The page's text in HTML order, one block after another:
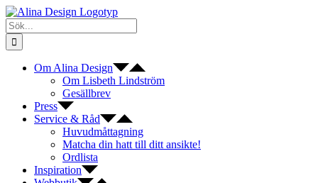
Fortsätt
till
innehållet
Sök
efter:
Om Alina Design
Om Lisbeth Lindström
Gesällbrev
Press
Service & Råd
Huvudmåttagning
Matcha din hatt till ditt ansikte!
Ordlista
Inspiration